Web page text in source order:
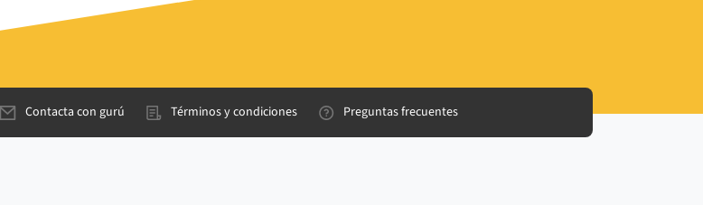
Contacta con gurú Términos y condiciones Preguntas frecuentes